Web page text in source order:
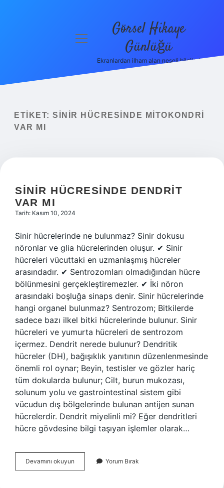
Yasal Uyarı
menüyü
Görsel Hikaye
Günlüğü
Ekranlardan ilham alan neşeli bilgiler!
ETIKET: SINIR HÜCRESINDE MITOKONDRI
VAR MI
SINIR HÜCRESINDE DENDRIT
VAR MI
Tarih: Kasım 10, 2024
Sinir hücrelerinde ne bulunmaz? Sinir dokusu
nöronlar ve glia hücrelerinden oluşur. ✔ Sinir
hücreleri vücuttaki en uzmanlaşmış hücreler
arasındadır. ✔ Sentrozomları olmadığından hücre
bölünmesini gerçekleştiremezler. ✔ İki nöron
arasındaki boşluğa sinaps denir. Sinir hücrelerinde
hangi organel bulunmaz? Sentrozom; Bitkilerde
sadece bazı ilkel bitki hücrelerinde bulunur. Sinir
hücreleri ve yumurta hücreleri de sentrozom
içermez. Dendrit nerede bulunur? Dendritik
hücreler (DH), bağışıklık yanıtının düzenlenmesinde
önemli rol oynar; Beyin, testisler ve gözler hariç
tüm dokularda bulunur; Cilt, burun mukozası,
solunum yolu ve gastrointestinal sistem gibi
vücudun dış bölgelerinde bulunan antijen sunan
hücrelerdir. Dendrit miyelinli mi? Eğer dendritleri
hücre gövdesine bilgi taşıyan işlemler olarak…
Devamını okuyun
Hücresinde
Yorum Bırak